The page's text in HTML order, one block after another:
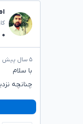
۰
۵ سال پیش
با سلام
چنانچه